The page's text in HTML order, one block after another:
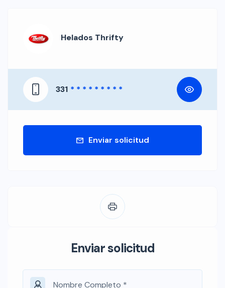
Helados Thrifty
331 * * * * * * * * *
Enviar solicitud
Enviar solicitud